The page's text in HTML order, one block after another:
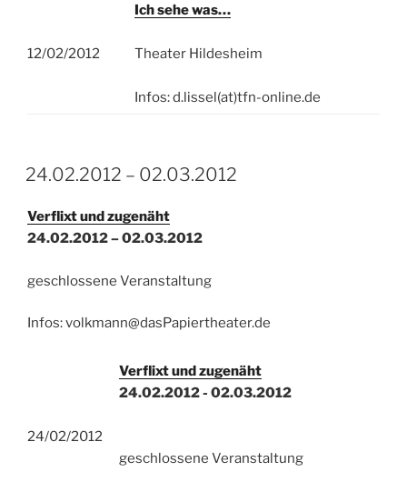
12/02/2012
Ich sehe was…
Theater Hildesheim
Infos: d.lissel(at)tfn-online.de
24.02.2012 – 02.03.2012
Verflixt und zugenäht
24.02.2012 – 02.03.2012
geschlossene Veranstaltung
Infos: volkmann@dasPapiertheater.de
24/02/2012
Verflixt und zugenäht
24.02.2012 - 02.03.2012
geschlossene Veranstaltung